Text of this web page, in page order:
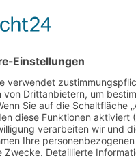
Endverstärker
Phono-Vorverstärker